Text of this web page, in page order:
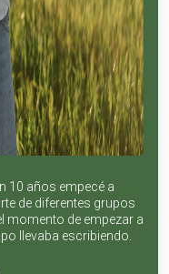
10 años empecé a
de diferentes grupos
momento de empezar a
llevaba escribiendo.